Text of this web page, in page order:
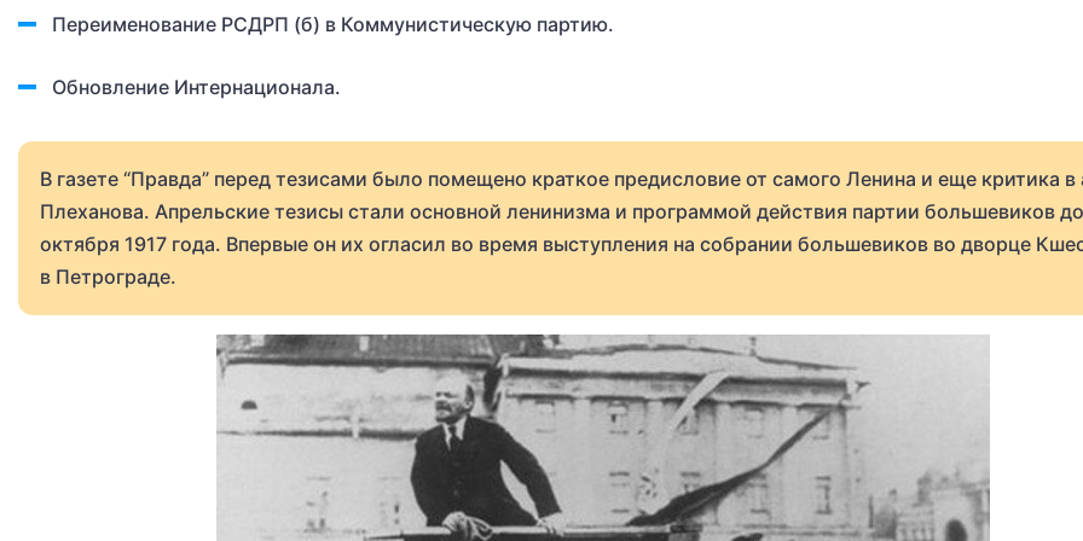
Переименование РСДРП (б) в Коммунистическую партию.
Обновление Интернационала.
В газете “Правда” перед тезисами было помещено краткое предисловие от самого Ленина и еще критика в
Плеханова. Апрельские тезисы стали основной ленинизма и программой действия партии большевиков до
октября 1917 года. Впервые он их огласил во время выступления на собрании большевиков во дворце
в Петрограде.